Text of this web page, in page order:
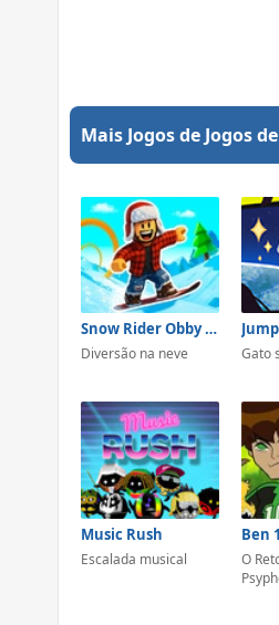
Mais Jogos de Jogos
Snow Rider Obby Parkour
Diversão na neve Gato
Music Rush
Escalada musical
O